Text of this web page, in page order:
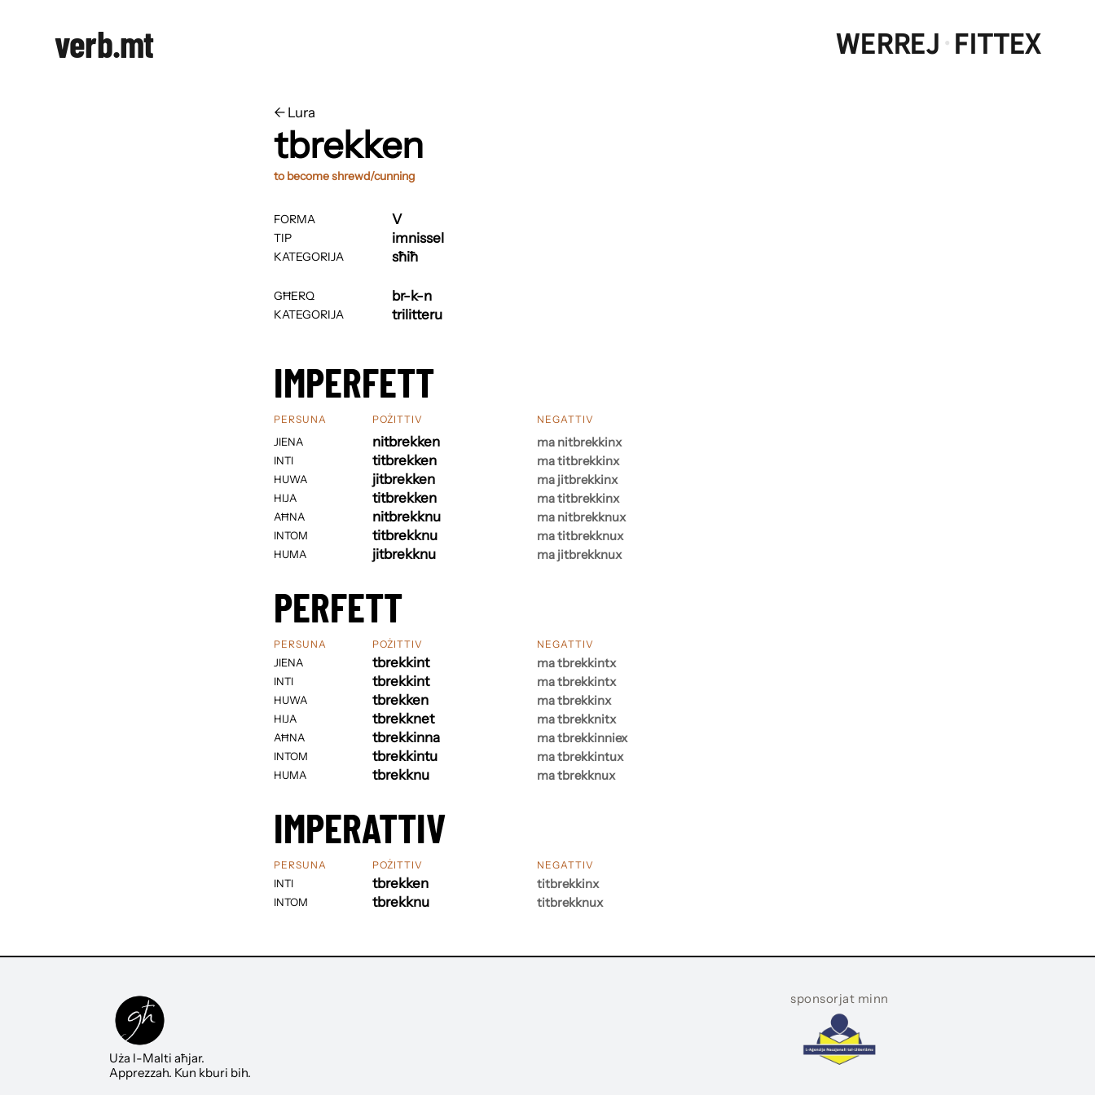
verb.mt WERREJ·FITTEX
← ​​Lura
tbrekken
to become shrewd/cunning
FORMA
TIP
KATEGORIJA
GĦERQ
KATEGORIJA
V
imnissel
sħiħ
br-k-n
trilitteru
IMPERFETT
PERSUNA
JIENA
INTI
HUWA
HIJA
AĦNA
INTOM
HUMA
POŻITTIV
nitbrekken
titbrekken
jitbrekken
titbrekken
nitbrekknu
titbrekknu
jitbrekknu
NEGATTIV
ma nitbrekkinx
ma titbrekkinx
ma jitbrekkinx
ma titbrekkinx
ma nitbrekknux
ma titbrekknux
ma jitbrekknux
PERFETT
PERSUNA
JIENA
INTI
HUWA
HIJA
AĦNA
INTOM
HUMA
POŻITTIV
tbrekkint
tbrekkint
tbrekken
tbrekknet
tbrekkinna
tbrekkintu
tbrekknu
NEGATTIV
ma tbrekkintx
ma tbrekkintx
ma tbrekkinx
ma tbrekknitx
ma tbrekkinniex
ma tbrekkintux
ma tbrekknux
IMPERATTIV
PERSUNA
INTI
INTOM
POŻITTIV
tbrekken
tbrekknu
NEGATTIV
titbrekkinx
titbrekknux
Uża l-Malti aħjar.
Apprezzah. Kun kburi bih.
sponsorjat minn